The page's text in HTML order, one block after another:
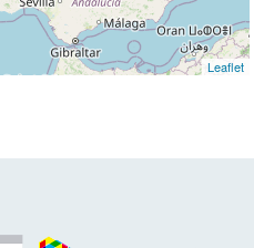
Leaflet